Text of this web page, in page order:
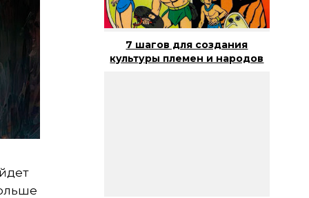
7 шагов для создания
культуры племен и народов